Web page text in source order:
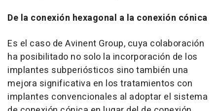
De la conexión hexagonal a la conexión cónica
Es el caso de Avinent Group, cuya colaboración
ha posibilitado no solo la incorporación de los
implantes subperiósticos sino también una
mejora significativa en los tratamientos con
implantes convencionales al adoptar el sistema